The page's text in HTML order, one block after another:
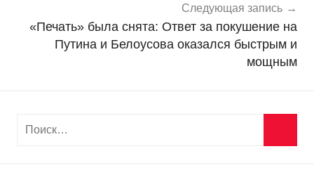
Следующая запись
«Печать» была снята: Ответ за покушение на
Путина и Белоусова оказался быстрым и
мощным